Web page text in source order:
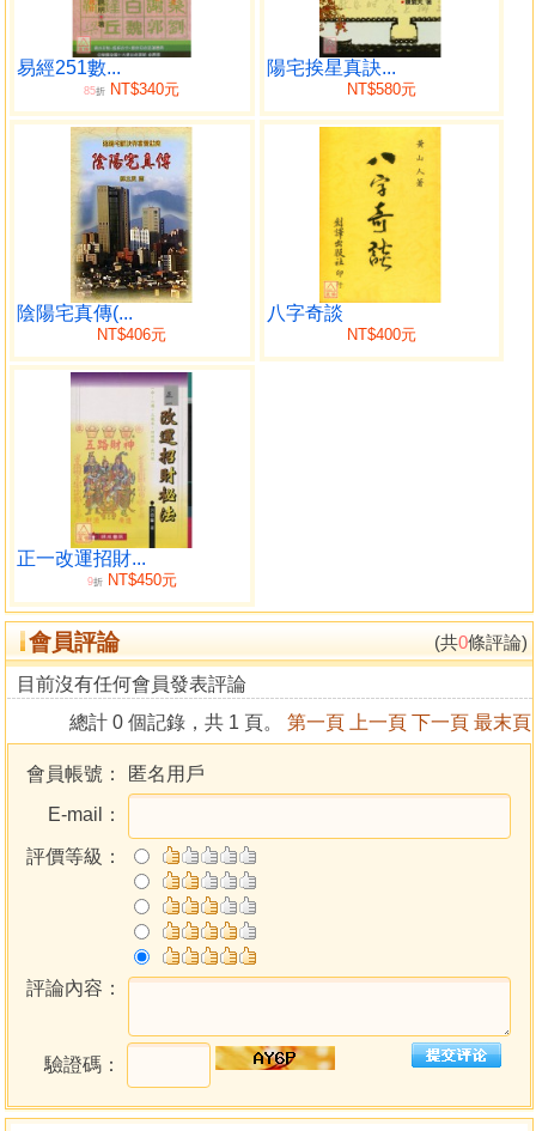
印相生 催化作用，特公鑒珍祕，造福喜愛命理人士及廣大讀
者 研參之用。筆者才疏學淺，掛一漏萬勢所難免，尚請海
涵。
目錄
第一章 玄宗八字歲運真訣之源起
第二章 命理精要
男女合婚之要
從五行看疾
讀書選校之要
選擇職業的原則
選擇股票要訣
六神面相觀
第三章 六神歲運輯錦
第四章 流年運勢總判
玄宗八字流年總表
第五章 大運運勢總判
玄宗八字大運總表
第六章 大運真訣點竅
第七章 玄宗八字用神新論
第一節 大運用神
第二節 流年用神
第八章 由六十干支看運途
例一 夜雨洗珠玉
例二 花開遇雨淋
例三 命理奇聞
例四 鼠入榖倉廒
易經251數...
85折 NT$340元
陽宅挨星真訣...
NT$580元
陰陽宅真傳(...
NT$406元
八字奇談
NT$400元
正一改運招財...
9折NT$450元
會員評論 (共0條評論)
目前沒有任何會員發表評論
總計 0 個記錄，共 1 頁。 第一頁 上一頁 下一頁 最末頁
會員帳號：
匿名用戶
E-mail：
評價等級：
評論內容：
驗證碼：